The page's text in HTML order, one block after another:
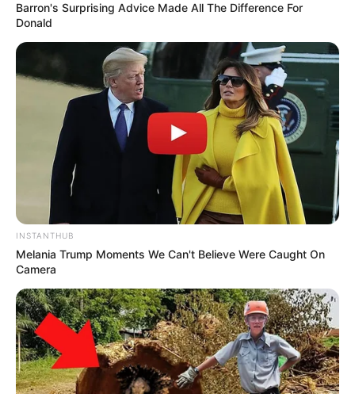
046
Hogy megmentse a családját, egy fiatal nő beleegyezett,
hogy feleségül megy egy milliárdoshoz, akinek az arca
ijesztően eltorzult
Hogy megmentse a családját, egy fiatal nő beleegyezett,
hogy feleségül megy egy milliárdoshoz, akinek
DRÁMA0297
Két közlekedési rendőr minden ok nélkül megállított egy fiatal
nőt, durván az autójához szorította, majd bilincsbe verte
Két közlekedési rendőr minden ok nélkül megállított egy fiatal
nőt, durván az autójához szorította,
Barron's Surprising Advice Made All The Difference For
Donald
INSTANTHUB
Melania Trump Moments We Can't Believe Were Caught On
Camera